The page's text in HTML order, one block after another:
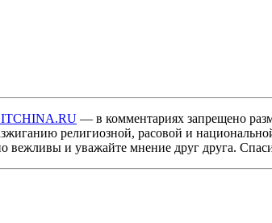
— в комментариях запрещено
религиозной, расовой и
вежливы и уважайте мнение друг друга.